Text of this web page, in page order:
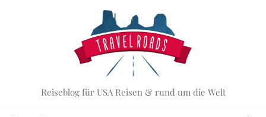
Reiseblog für USA Reisen & rund um die Welt